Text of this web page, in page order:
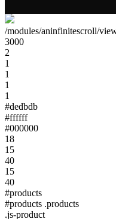
/modules/aninfinitescroll/
3000
2
1
1
1
1
#dedbdb
#ffffff
#000000
18
15
40
15
40
#products
#products .products
.js-product